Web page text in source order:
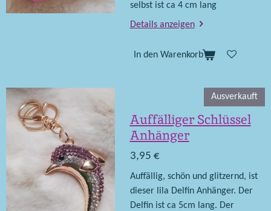
selbst ist ca 4 cm lang
Details anzeigen
In den Warenkorb
Ausverkauft
Auffälliger Schlüssel
Anhänger
3,95 €
Auffällig, schön und glitzernd, ist
dieser lila Delfin Anhänger. Der
Delfin ist ca 5cm lang. Der